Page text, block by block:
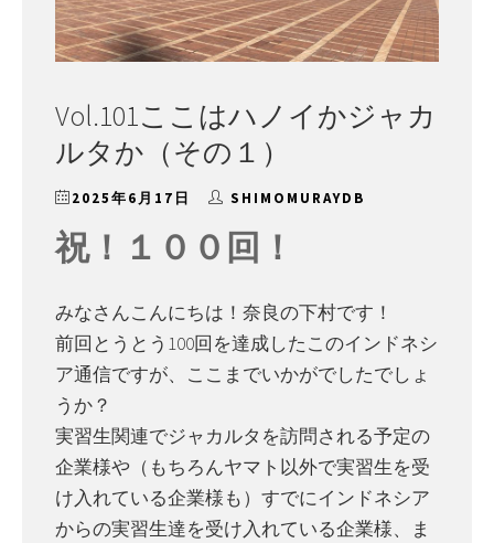
Vol.101ここはハノイかジャカ
ルタか（その１）
2025年6月17日 SHIMOMURAYDB
祝！１００回！
みなさんこんにちは！奈良の下村です！
前回とうとう100回を達成したこのインドネシ
ア通信ですが、ここまでいかがでしたでしょ
うか？
実習生関連でジャカルタを訪問される予定の
企業様や（もちろんヤマト以外で実習生を受
け入れている企業様も）すでにインドネシア
からの実習生達を受け入れている企業様、ま